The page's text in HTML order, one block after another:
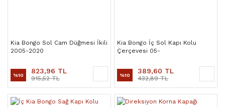
Kia Bongo Sol Cam Düğmesi İkili
2005-2020
%10 823,96 TL
915,52 TL
Kia Bongo İç Sol Kapı Kolu
Çerçevesi 05-
%10 389,60 TL
432,89 TL